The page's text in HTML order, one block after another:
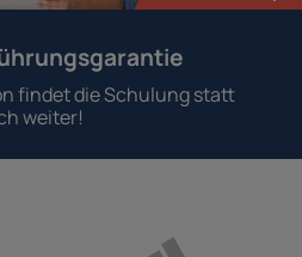
findet die Schulung statt
weiter!